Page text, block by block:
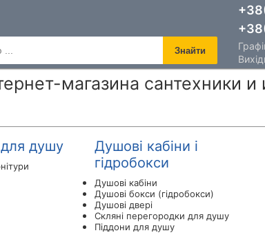
Знайти
магазина сантехники и
для душу
Душові кабіни і
гідробокси
Душові кабіни
Душові бокси (гідробокси)
Душові двері
Скляні перегородки для душу
Піддони для душу